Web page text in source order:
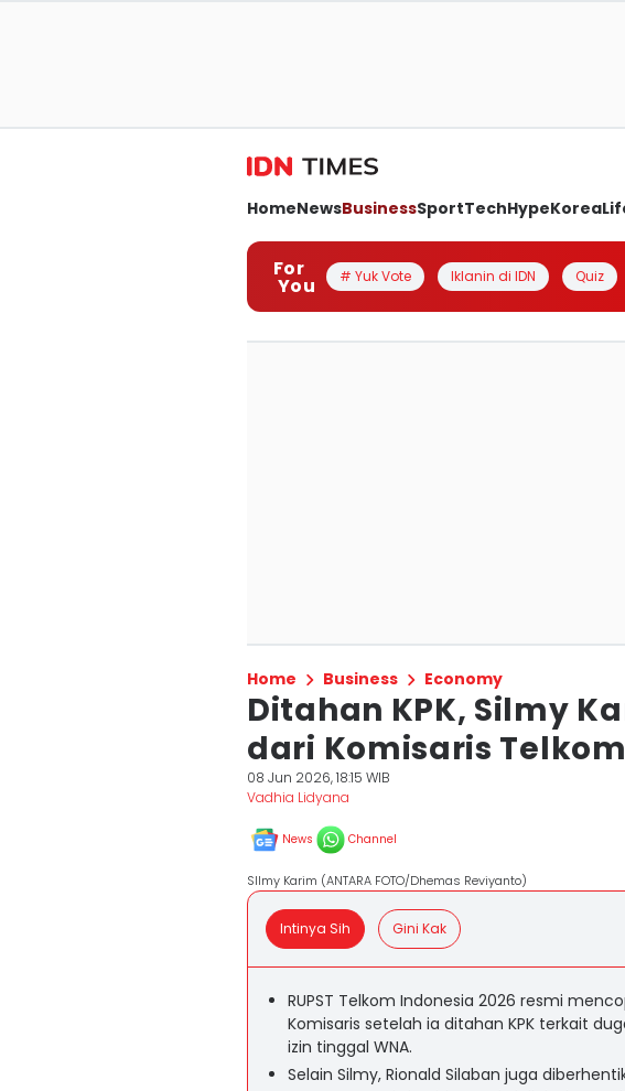
HomeNewsBusinessSportTechHypeKorea
For
You # Yuk Vote Iklanin di IDN Quiz
Home Business Economy
Ditahan KPK, Silmy
dari Komisaris Telkom
08 Jun 2026, 18:15 WIB
Vadhia Lidyana
News Channel
SIlmy Karim (ANTARA FOTO/Dhemas Reviyanto)
Intinya Sih Gini Kak
RUPST Telkom Indonesia 2026 resmi
Komisaris setelah ia ditahan KPK terkait
izin tinggal WNA.
Selain Silmy, Rionald Silaban juga